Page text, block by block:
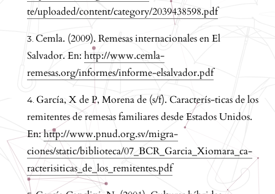
te/uploaded/content/category/2039438598.pdf
Cemla. (2009). Remesas internacionales en El
Salvador. En: http://www.cemla-
remesas.org/informes/informe-elsalvador.pdf
García, X de P, Morena de (s/f). Caracterís-ticas de los
remitentes de remesas familiares desde Estados Unidos.
En:http://www.pnud.org.sv/migra-
ciones/static/biblioteca/07_BCR_Garcia_Xiomara_ca-
racterisiticas_de_los_remitentes.pdf